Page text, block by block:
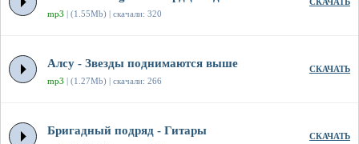
mp3 | (1.55Mb) | скачали: 320
СКАЧАТЬ
Алсу - Звезды поднимаются выше
mp3 | (1.27Mb) | скачали: 266
СКАЧАТЬ
Бригадный подряд - Гитары СКАЧАТЬ